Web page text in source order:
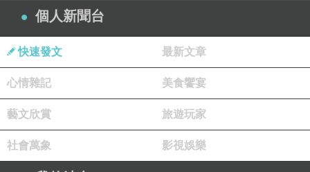
個人新聞台
快速發文 最新文章
心情雜記 美食饗宴
藝文欣賞 旅遊玩家
社會萬象 影視娛樂